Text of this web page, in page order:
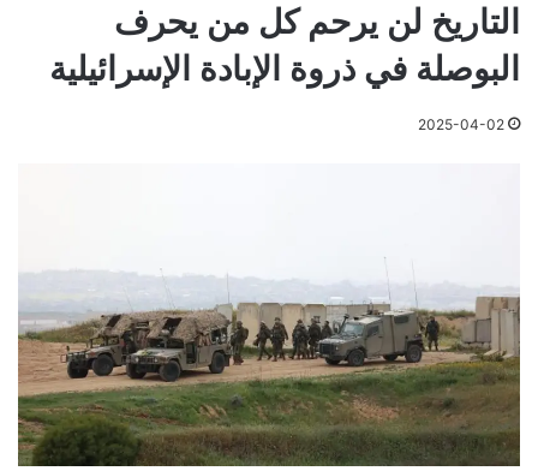
التاريخ لن يرحم كل من يحرف
البوصلة في ذروة الإبادة الإسرائيلية
2025-04-02